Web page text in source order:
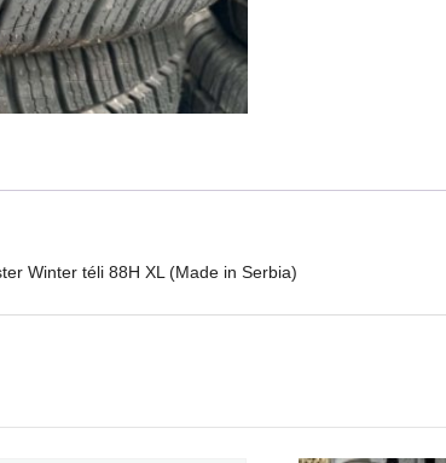
mennyiség
Winter téli 88H XL (Made in Serbia)